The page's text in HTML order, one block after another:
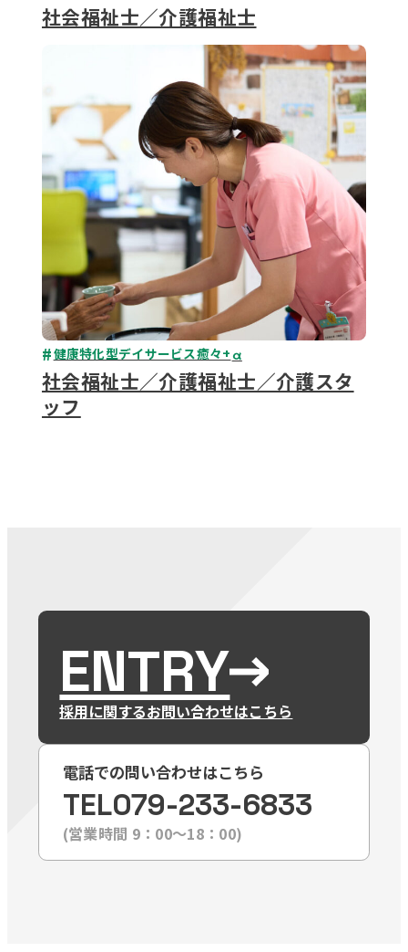
社会福祉士／介護福祉士
健康特化型デイサービス癒々+α
社会福祉士／介護福祉士／介護スタ
ッフ
ENTRY
採用に関するお問い合わせはこちら
電話での問い合わせはこちら
TEL079-233-6833
(営業時間 9：00〜18：00)